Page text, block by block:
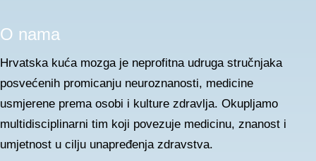
O nama
Hrvatska kuća mozga je neprofitna udruga stručnjaka
posvećenih promicanju neuroznanosti, medicine
usmjerene prema osobi i kulture zdravlja. Okupljamo
multidisciplinarni tim koji povezuje medicinu, znanost i
umjetnost u cilju unapređenja zdravstva.